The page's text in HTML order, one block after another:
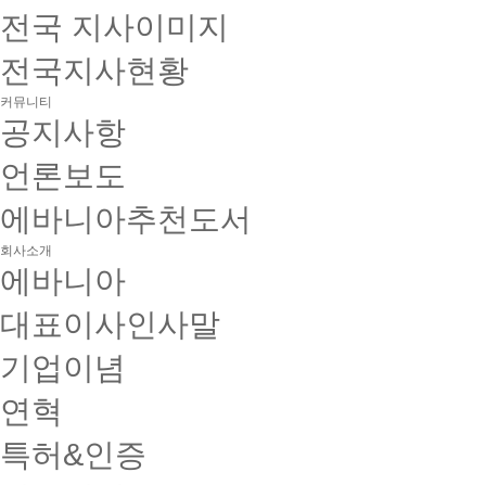
전국 지사이미지
전국지사현황
커뮤니티
공지사항
언론보도
에바니아추천도서
회사소개
에바니아
대표이사인사말
기업이념
연혁
특허&인증